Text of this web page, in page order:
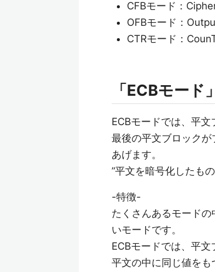
CFBモード：
OFBモード：
CTRモード：
「ECBモード」
ECBモードでは、平文
最後の平文ブロック
あげます。
”平文を暗号化したも
-特徴-
たくさんあるモード
いモードです。
ECBモードでは、平文
平文の中に同じ値を